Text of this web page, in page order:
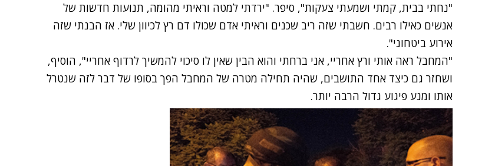
"נחתי בבית, קמתי ושמעתי צעקות", סיפר. "ירדתי למטה וראיתי מהומה, תנועות חדשות של
אנשים כאילו רבים. חשבתי שזה ריב שכנים וראיתי אדם שכולו דם רץ לכיוון שלי. אז הבנתי שזה
אירוע ביטחוני".
"המחבל ראה אותי ורץ אחריי, אני ברחתי והוא הבין שאין לו סיכוי להמשיך לרדוף אחריי", הוסיף,
ושחזר גם כיצד אחד התושבים, שהיה תחילה מטרה של המחבל הפך בסופו של דבר לזה שנטרל
אותו ומנע פיגוע גדול הרבה יותר.